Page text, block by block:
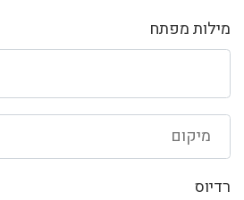
מילות מפתח
מיקום
רדיוס